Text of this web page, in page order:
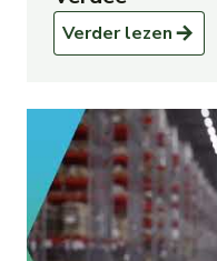
Verder lezen